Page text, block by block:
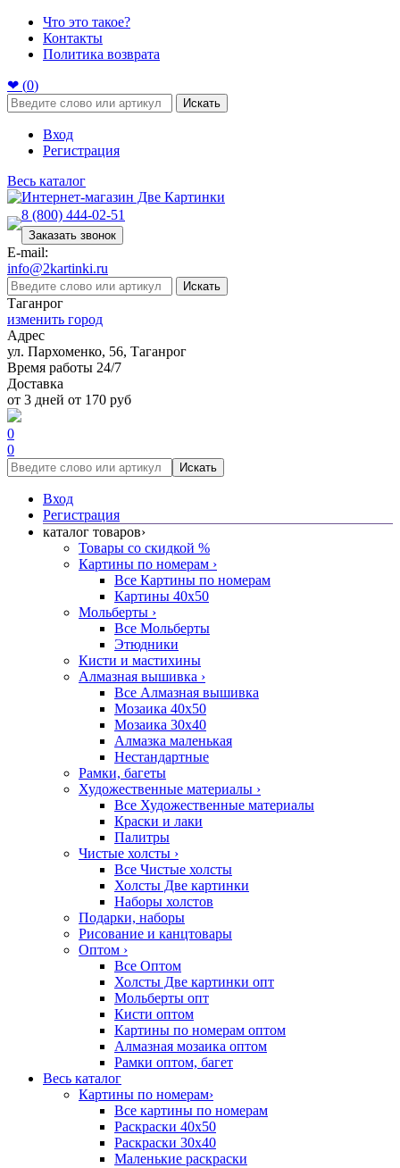
Что это такое?
Контакты
Политика возврата
❤ (0)
Искать
Вход
Регистрация
Весь каталог
8 (800) 444-02-51
Заказать звонок
E-mail:
info@2kartinki.ru
Искать
Таганрог
изменить город
Адрес
ул. Пархоменко, 56, Таганрог
Время работы 24/7
Доставка
от 3 дней от 170 руб
0
0
Искать
Вход
Регистрация
каталог товаров›
Товары со скидкой %
Картины по номерам ›
Все Картины по номерам
Картины 40x50
Мольберты ›
Все Мольберты
Этюдники
Кисти и мастихины
Алмазная вышивка ›
Все Алмазная вышивка
Мозаика 40x50
Мозаика 30x40
Алмазка маленькая
Нестандартные
Рамки, багеты
Художественные материалы ›
Все Художественные материалы
Краски и лаки
Палитры
Чистые холсты ›
Все Чистые холсты
Холсты Две картинки
Наборы холстов
Подарки, наборы
Рисование и канцтовары
Оптом ›
Все Оптом
Холсты Две картинки опт
Мольберты опт
Кисти оптом
Картины по номерам оптом
Алмазная мозаика оптом
Рамки оптом, багет
Весь каталог
Картины по номерам›
Все картины по номерам
Раскраски 40х50
Раскраски 30х40
Маленькие раскраски